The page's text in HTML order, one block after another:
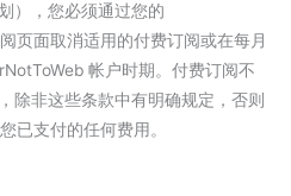
），您必须通过您的
页面取消适用的付费订阅或在每月
帐户时期。付费订阅不
除非这些条款中有明确规定，否则
已支付的任何费用。